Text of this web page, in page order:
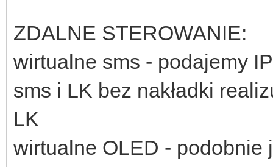
ZDALNE STEROWANIE:
wirtualne sms - podajemy
sms i LK bez nakładki
LK
wirtualne OLED - podobnie